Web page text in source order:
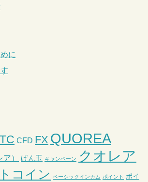
に
CFD FX QUOREA
） げん玉 キャンペーン クオレア
コイン ベーシックインカム ポイント ポイ